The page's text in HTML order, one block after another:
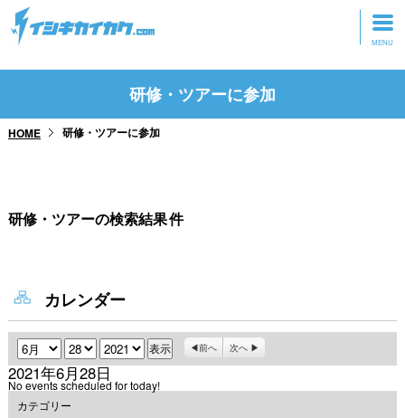
トップページ
研修・ツアーに参加
研修・ツアーに参加
HOME 研修・ツアーに参加
研修・ツアーの検索結果件
カレンダー
月 日 年 前へ 次へ
2021年6月28日
No events scheduled for today!
カテゴリー